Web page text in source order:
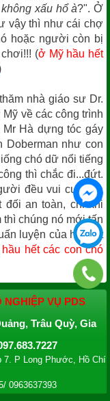
xấu hổ à?". Ở
vậy thì như cái chợ
hoặc người còn bị
(ở Mỹ hầu hết
nhà giáo sư Dr.
về các công trình
Hà dựng tóc gáy
Doberman như con
chó dữ nổi tiếng
thì chắc đi...đứt.
đều vui cười và
đối an toàn, chỉ khi
thì chúng nó mới tấn
luyện của họ thật
hết các con chó
NGHIỆP VỤ PDS
Trâu Quỳ, Gia
7. P Long Phước, Hồ Chí
0963637393